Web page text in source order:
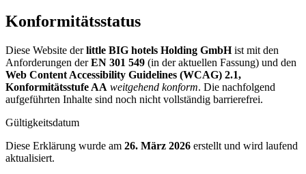
Konformitätsstatus
Diese Website derlittle BIG hotels Holding GmbHist mit den
Anforderungen derEN 301 549 (in der aktuellen Fassung) und den
Web Content Accessibility Guidelines (WCAG) 2.1,
Konformitätsstufe AA weitgehend konform. Die nachfolgend
aufgeführten Inhalte sind noch nicht vollständig barrierefrei.
Gültigkeitsdatum
Diese Erklärung wurde am 26. März 2026 erstellt und wird laufend
aktualisiert.